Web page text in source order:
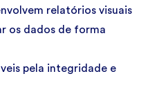
relatórios visuais
os dados de forma
pela integridade e